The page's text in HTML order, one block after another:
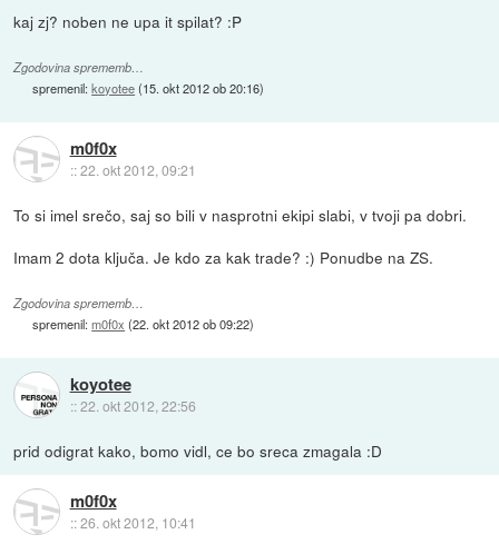
kaj zj? noben ne upa it spilat? :P
Zgodovina sprememb…
spremenil:koyotee(15. okt 2012 ob 20:16)
m0f0x
::22. okt 2012, 09:21
To si imel srečo, saj so bili v nasprotni ekipi slabi, v tvoji pa dobri.
Imam 2 dota ključa. Je kdo za kak trade? :) Ponudbe na ZS.
Zgodovina sprememb…
spremenil:m0f0x (22. okt 2012 ob 09:22)
koyotee
::22. okt 2012, 22:56
prid odigrat kako, bomo vidl, ce bo sreca zmagala :D
m0f0x
::26. okt 2012, 10:41